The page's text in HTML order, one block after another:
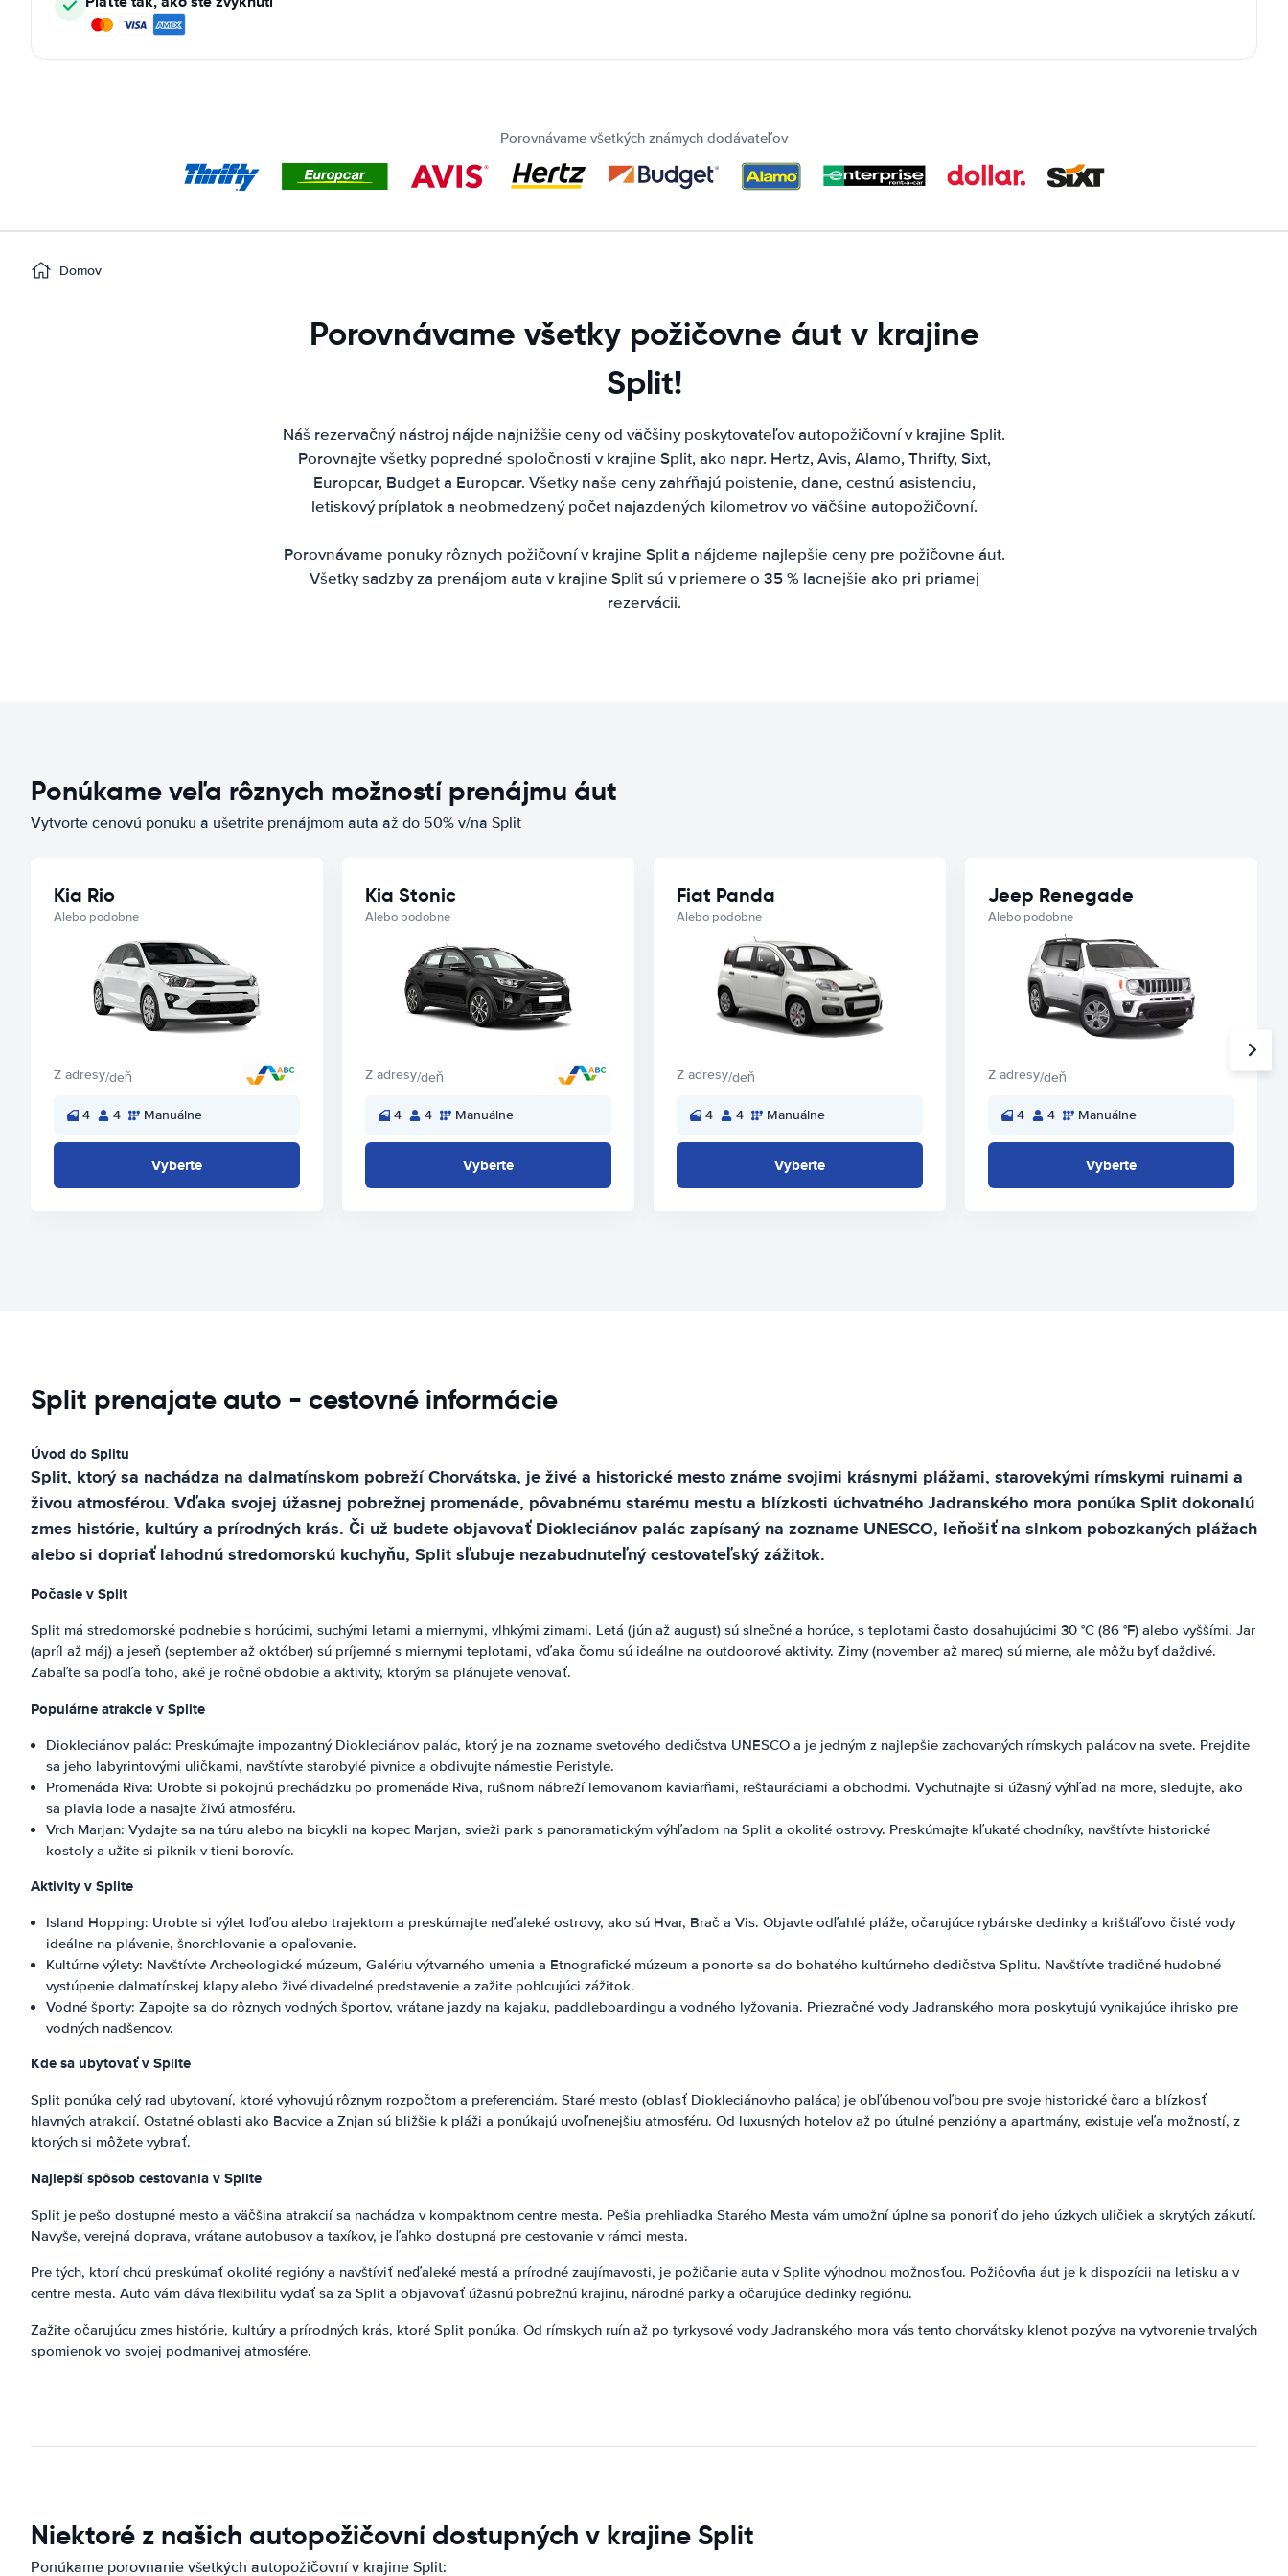
Porovnávame všetkých známych dodávateľov
Domov
Porovnávame všetky požičovne áut v krajine
Split!
Náš rezervačný nástroj nájde najnižšie ceny od väčšiny poskytovateľov autopožičovní v krajine Split.
Porovnajte všetky popredné spoločnosti v krajine Split, ako napr. Hertz, Avis, Alamo, Thrifty, Sixt,
Europcar, Budget a Europcar. Všetky naše ceny zahŕňajú poistenie, dane, cestnú asistenciu,
letiskový príplatok a neobmedzený počet najazdených kilometrov vo väčšine autopožičovní.
Porovnávame ponuky rôznych požičovní v krajine Split a nájdeme najlepšie ceny pre požičovne áut.
Všetky sadzby za prenájom auta v krajine Split sú v priemere o 35 % lacnejšie ako pri priamej
rezervácii.
Ponúkame veľa rôznych možností prenájmu áut
Vytvorte cenovú ponuku a ušetrite prenájmom auta až do 50% v/na Split
Kia Rio
Alebo podobne
Z adresy/deň
4 4 Manuálne
Vyberte
Kia Stonic
Alebo podobne
Z adresy/deň
4 4 Manuálne
Vyberte
Fiat Panda
Alebo podobne
Z adresy/deň
4 4 Manuálne
Vyberte
Jeep Renegade
Alebo podobne
Z adresy/deň
4 4 Manuálne
Vyberte
Split prenajate auto - cestovné informácie
Úvod do Splitu
Split, ktorý sa nachádza na dalmatínskom pobreží Chorvátska, je živé a historické mesto známe svojimi krásnymi plážami, starovekými rímskymi ruinami a
živou atmosférou. Vďaka svojej úžasnej pobrežnej promenáde, pôvabnému starému mestu a blízkosti úchvatného Jadranského mora ponúka Split dokonalú
zmes histórie, kultúry a prírodných krás. Či už budete objavovať Diokleciánov palác zapísaný na zozname UNESCO, leňošiť na slnkom pobozkaných plážach
alebo si dopriať lahodnú stredomorskú kuchyňu, Split sľubuje nezabudnuteľný cestovateľský zážitok.
Počasie v Split
Split má stredomorské podnebie s horúcimi, suchými letami a miernymi, vlhkými zimami. Letá (jún až august) sú slnečné a horúce, s teplotami často dosahujúcimi 30 °C (86 °F) alebo vyššími. Jar
(apríl až máj) a jeseň (september až október) sú príjemné s miernymi teplotami, vďaka čomu sú ideálne na outdoorové aktivity. Zimy (november až marec) sú mierne, ale môžu byť daždivé.
Zabaľte sa podľa toho, aké je ročné obdobie a aktivity, ktorým sa plánujete venovať.
Populárne atrakcie v Splite
Diokleciánov palác: Preskúmajte impozantný Diokleciánov palác, ktorý je na zozname svetového dedičstva UNESCO a je jedným z najlepšie zachovaných rímskych palácov na svete. Prejdite
sa jeho labyrintovými uličkami, navštívte starobylé pivnice a obdivujte námestie Peristyle.
Promenáda Riva: Urobte si pokojnú prechádzku po promenáde Riva, rušnom nábreží lemovanom kaviarňami, reštauráciami a obchodmi. Vychutnajte si úžasný výhľad na more, sledujte, ako
sa plavia lode a nasajte živú atmosféru.
Vrch Marjan: Vydajte sa na túru alebo na bicykli na kopec Marjan, svieži park s panoramatickým výhľadom na Split a okolité ostrovy. Preskúmajte kľukaté chodníky, navštívte historické
kostoly a užite si piknik v tieni borovíc.
Aktivity v Splite
Island Hopping: Urobte si výlet loďou alebo trajektom a preskúmajte neďaleké ostrovy, ako sú Hvar, Brač a Vis. Objavte odľahlé pláže, očarujúce rybárske dedinky a krištáľovo čisté vody
ideálne na plávanie, šnorchlovanie a opaľovanie.
Kultúrne výlety: Navštívte Archeologické múzeum, Galériu výtvarného umenia a Etnografické múzeum a ponorte sa do bohatého kultúrneho dedičstva Splitu. Navštívte tradičné hudobné
vystúpenie dalmatínskej klapy alebo živé divadelné predstavenie a zažite pohlcujúci zážitok.
Vodné športy: Zapojte sa do rôznych vodných športov, vrátane jazdy na kajaku, paddleboardingu a vodného lyžovania. Priezračné vody Jadranského mora poskytujú vynikajúce ihrisko pre
vodných nadšencov.
Kde sa ubytovať v Splite
Split ponúka celý rad ubytovaní, ktoré vyhovujú rôznym rozpočtom a preferenciám. Staré mesto (oblasť Diokleciánovho paláca) je obľúbenou voľbou pre svoje historické čaro a blízkosť
hlavných atrakcií. Ostatné oblasti ako Bacvice a Znjan sú bližšie k pláži a ponúkajú uvoľnenejšiu atmosféru. Od luxusných hotelov až po útulné penzióny a apartmány, existuje veľa možností, z
ktorých si môžete vybrať.
Najlepší spôsob cestovania v Splite
Split je pešo dostupné mesto a väčšina atrakcií sa nachádza v kompaktnom centre mesta. Pešia prehliadka Starého Mesta vám umožní úplne sa ponoriť do jeho úzkych uličiek a skrytých zákutí.
Navyše, verejná doprava, vrátane autobusov a taxíkov, je ľahko dostupná pre cestovanie v rámci mesta.
Pre tých, ktorí chcú preskúmať okolité regióny a navštíviť neďaleké mestá a prírodné zaujímavosti, je požičanie auta v Splite výhodnou možnosťou. Požičovňa áut je k dispozícii na letisku a v
centre mesta. Auto vám dáva flexibilitu vydať sa za Split a objavovať úžasnú pobrežnú krajinu, národné parky a očarujúce dedinky regiónu.
Zažite očarujúcu zmes histórie, kultúry a prírodných krás, ktoré Split ponúka. Od rímskych ruín až po tyrkysové vody Jadranského mora vás tento chorvátsky klenot pozýva na vytvorenie trvalých
spomienok vo svojej podmanivej atmosfére.
Niektoré z našich autopožičovní dostupných v krajine Split
Ponúkame porovnanie všetkých autopožičovní v krajine Split: